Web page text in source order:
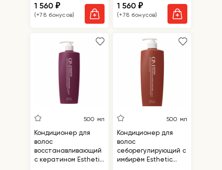
Treatment Rinse
1 560₽
(+78 бонусов)
Conditioner
1 560₽
(+78 бонусов)
500 мл
Кондиционер для
волос
восстанавливающий
с кератином Esthetic
500 мл
Кондиционер для
волос
себорегулирующий с
имбирём Esthetic